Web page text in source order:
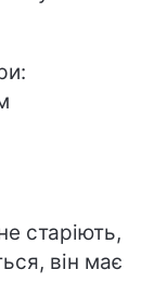
старіють,
він має